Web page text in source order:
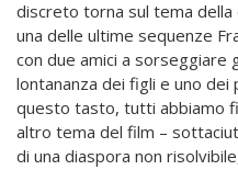
discreto torna sul tema della
una delle ultime sequenze
con due amici a sorseggiare
lontananza dei figli e uno dei
questo tasto, tutti abbiamo
altro tema del film –
di una diaspora non